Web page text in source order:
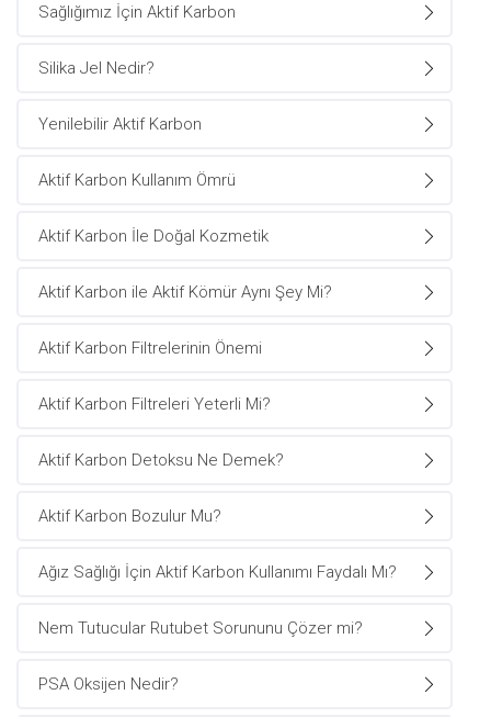
Sağlığımız İçin Aktif Karbon
Silika Jel Nedir?
Yenilebilir Aktif Karbon
Aktif Karbon Kullanım Ömrü
Aktif Karbon İle Doğal Kozmetik
Aktif Karbon ile Aktif Kömür Aynı Şey Mi?
Aktif Karbon Filtrelerinin Önemi
Aktif Karbon Filtreleri Yeterli Mi?
Aktif Karbon Detoksu Ne Demek?
Aktif Karbon Bozulur Mu?
Ağız Sağlığı İçin Aktif Karbon Kullanımı Faydalı Mı?
Nem Tutucular Rutubet Sorununu Çözer mi?
PSA Oksijen Nedir?